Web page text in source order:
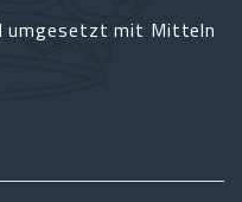
umgesetzt mit Mitteln